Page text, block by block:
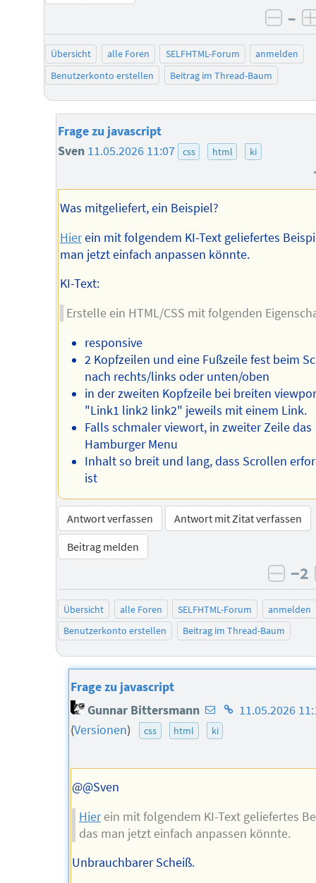
–
Übersicht alle Foren SELFHTML-Forum
anmelden
Benutzerkonto erstellen
Beitrag im Thread-Baum
Frage zu javascript
Sven 11.05.2026 11:07 css html ki
Was mitgeliefert, ein Beispiel?
Hierein mit folgendem KI-Text geliefertes
man jetzt einfach anpassen könnte.
KI-Text:
Erstelle ein HTML/CSS mit folgenden
responsive
2 Kopfzeilen und eine Fußzeile fest beim
nach rechts/links oder unten/oben
in der zweiten Kopfzeile bei breiten
"Link1 link2 link2" jeweils mit einem Link.
Falls schmaler viewort, in zweiter Zeile das
Hamburger Menu
Inhalt so breit und lang, dass Scrollen
ist
Antwort verfassen
Antwort mit Zitat verfassen
Beitrag melden
−2
Übersicht alle Foren SELFHTML-Forum
anmelden
Benutzerkonto erstellen
Beitrag im Thread-Baum
Frage zu javascript
Gunnar Bittersmann E-
Mail-
des
Homepage
des
11.05.2026
(Versionen) css html ki
@@Sven
Hierein mit folgendem KI-Text geliefertes
das man jetzt einfach anpassen könnte.
Unbrauchbarer Scheiß.